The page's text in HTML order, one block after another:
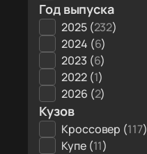
Год выпуска
2025 (232)
2024 (6)
2023 (6)
2022 (1)
2026 (2)
Кузов
Кроссовер (117)
Купе (11)